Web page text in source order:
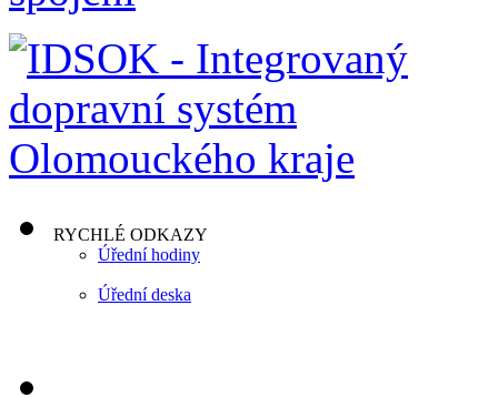
RYCHLÉ ODKAZY
Úřední hodiny
Úřední deska